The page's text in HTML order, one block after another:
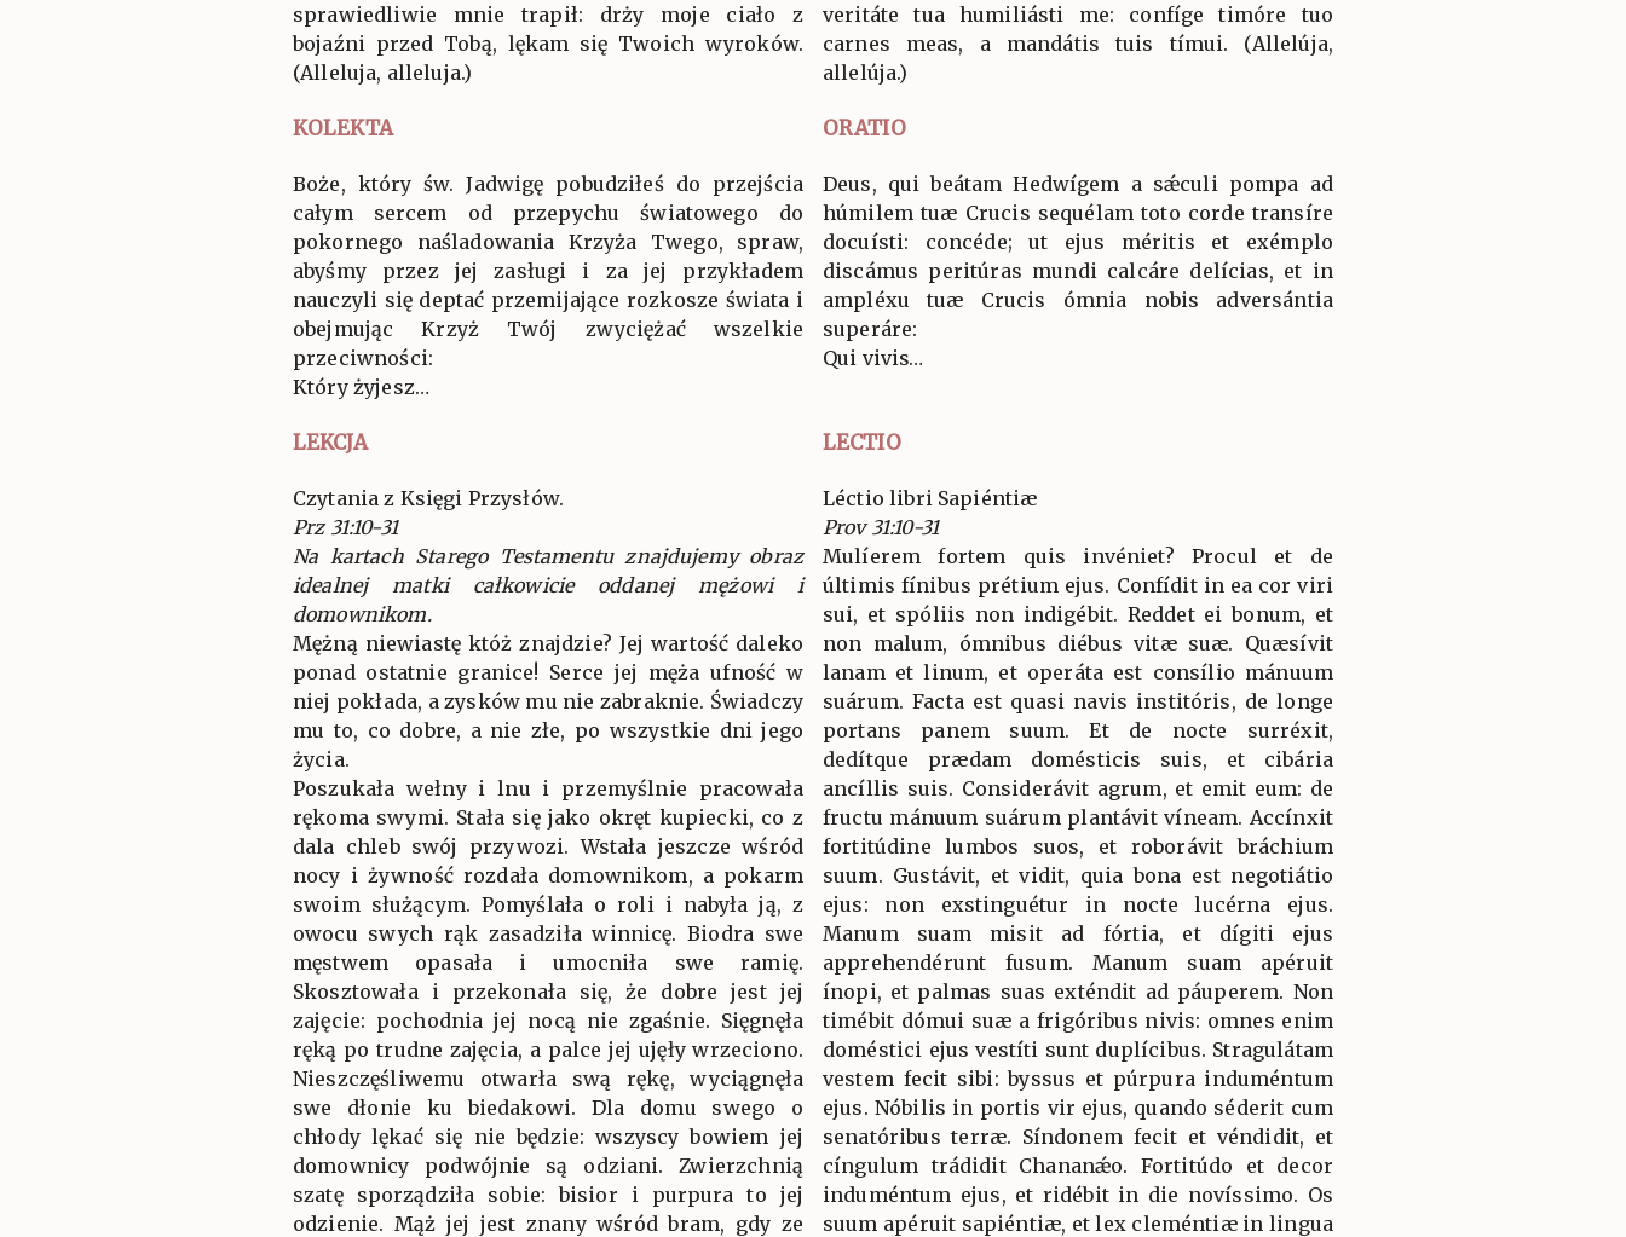
sprawiedliwie mnie trapił: drży moje ciało z
bojaźni przed Tobą, lękam się Twoich wyroków.
(Alleluja, alleluja.)
veritáte tua humiliásti me: confíge timóre tuo
carnes meas, a mandátis tuis tímui. (Allelúja,
allelúja.)
KOLEKTA ORATIO
Boże, który św. Jadwigę pobudziłeś do przejścia
całym sercem od przepychu światowego do
pokornego naśladowania Krzyża Twego, spraw,
abyśmy przez jej zasługi i za jej przykładem
nauczyli się deptać przemijające rozkosze świata i
obejmując Krzyż Twój zwyciężać wszelkie
przeciwności:
Który żyjesz…
Deus, qui beátam Hedwígem a sǽculi pompa ad
húmilem tuæ Crucis sequélam toto corde transíre
docuísti: concéde; ut ejus méritis et exémplo
discámus peritúras mundi calcáre delícias, et in
ampléxu tuæ Crucis ómnia nobis adversántia
superáre:
Qui vivis…
LEKCJA LECTIO
Czytania z Księgi Przysłów.
Prz 31:10-31
Na kartach Starego Testamentu znajdujemy obraz
idealnej matki całkowicie oddanej mężowi i
domownikom.
Mężną niewiastę któż znajdzie? Jej wartość daleko
ponad ostatnie granice! Serce jej męża ufność w
niej pokłada, a zysków mu nie zabraknie. Świadczy
mu to, co dobre, a nie złe, po wszystkie dni jego
życia.
Poszukała wełny i lnu i przemyślnie pracowała
rękoma swymi. Stała się jako okręt kupiecki, co z
dala chleb swój przywozi. Wstała jeszcze wśród
nocy i żywność rozdała domownikom, a pokarm
swoim służącym. Pomyślała o roli i nabyła ją, z
owocu swych rąk zasadziła winnicę. Biodra swe
męstwem opasała i umocniła swe ramię.
Skosztowała i przekonała się, że dobre jest jej
zajęcie: pochodnia jej nocą nie zgaśnie. Sięgnęła
ręką po trudne zajęcia, a palce jej ujęły wrzeciono.
Nieszczęśliwemu otwarła swą rękę, wyciągnęła
swe dłonie ku biedakowi. Dla domu swego o
chłody lękać się nie będzie: wszyscy bowiem jej
domownicy podwójnie są odziani. Zwierzchnią
szatę sporządziła sobie: bisior i purpura to jej
odzienie. Mąż jej jest znany wśród bram, gdy ze
Léctio libri Sapiéntiæ
Prov 31:10-31
Mulíerem fortem quis invéniet? Procul et de
últimis fínibus prétium ejus. Confídit in ea cor viri
sui, et spóliis non indigébit. Reddet ei bonum, et
non malum, ómnibus diébus vitæ suæ. Quæsívit
lanam et linum, et operáta est consílio mánuum
suárum. Facta est quasi navis institóris, de longe
portans panem suum. Et de nocte surréxit,
dedítque prædam domésticis suis, et cibária
ancíllis suis. Considerávit agrum, et emit eum: de
fructu mánuum suárum plantávit víneam. Accínxit
fortitúdine lumbos suos, et roborávit bráchium
suum. Gustávit, et vidit, quia bona est negotiátio
ejus: non exstinguétur in nocte lucérna ejus.
Manum suam misit ad fórtia, et dígiti ejus
apprehendérunt fusum. Manum suam apéruit
ínopi, et palmas suas exténdit ad páuperem. Non
timébit dómui suæ a frigóribus nivis: omnes enim
doméstici ejus vestíti sunt duplícibus. Stragulátam
vestem fecit sibi: byssus et púrpura induméntum
ejus. Nóbilis in portis vir ejus, quando séderit cum
senatóribus terræ. Síndonem fecit et véndidit, et
cíngulum trádidit Chananǽo. Fortitúdo et decor
induméntum ejus, et ridébit in die novíssimo. Os
suum apéruit sapiéntiæ, et lex cleméntiæ in lingua